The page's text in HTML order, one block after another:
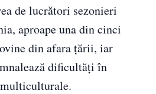
de lucrători sezonieri
aproape una din cinci
din afara țării, iar
dificultăți în